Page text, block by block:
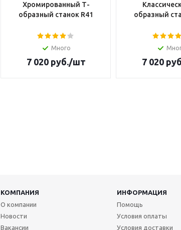
Хромированный Т-
образный станок R41
Много
7 020руб./шт
образный
7 020
КОМПАНИЯ ИНФОРМАЦИЯ
О компании
Новости
Вакансии
Помощь
Условия оплаты
Условия доставки